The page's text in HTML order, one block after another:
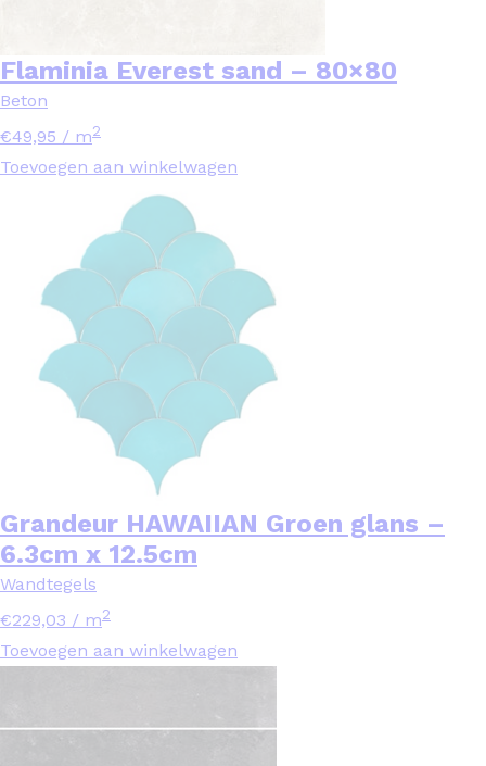
Flaminia Everest sand – 80×80
Beton
€49,95 / m2
Toevoegen aan winkelwagen
Grandeur HAWAIIAN Groen glans –
6.3cm x 12.5cm
Wandtegels
€229,03 / m2
Toevoegen aan winkelwagen